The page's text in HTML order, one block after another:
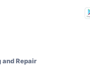
and Repair